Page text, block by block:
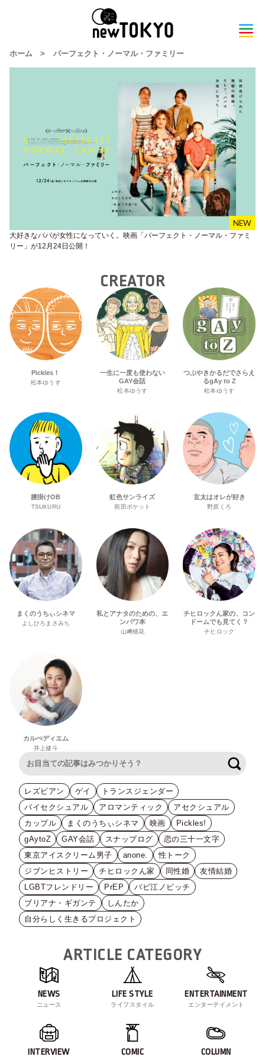
ホーム > パーフェクト・ノーマル・ファミリー
大好きなパパが女性になっていく。映画「パーフェクト・ノーマル・ファミ
リー」が12月24日公開！
CREATOR
Pickles！
松本ゆうす
一生に一度も使わない
GAY会話
松本ゆうす
つぶやきかるだでさらえ
るgAy to Z
松本ゆうす
腰掛けOB
TSUKURU
虹色サンライズ
前田ポケット
玄太はオレが好き
野原くろ
まくのうちぃシネマ
よしひろまさみち
私とアナタのための、エ
ンパワ本
山﨑穂花
チヒロックん家の、コン
ドームでも見てく？
チヒロック
カルぺディエム
井上健斗
レズビアン ゲイ
トランスジェンダー
バイセクシュアル
アロマンティック
アセクシュアル
カップル
まくのうちぃシネマ 映画
Pickles!
gAytoZ
GAY会話 スナップログ
恋の三十一文字
東京アイスクリーム男子
anone.
性トーク
ジブンヒストリー
チヒロックん家 同性婚
友情結婚
LGBTフレンドリー
PrEP
バビ江ノビッチ
ブリアナ・ギガンテ
しんたか
自分らしく生きるプロジェクト
ARTICLE CATEGORY
NEWS
ニュース
LIFE STYLE
ライフスタイル
ENTERTAINMENT
エンターテイメント
INTERVIEW COMIC COLUMN